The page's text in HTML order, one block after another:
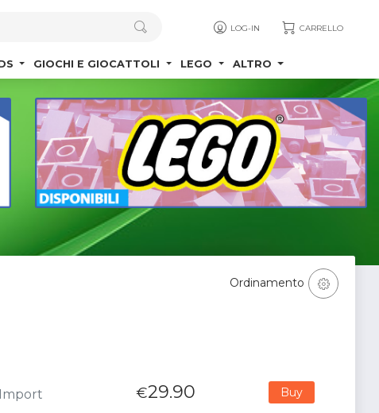
LOG-IN CARRELLO
GIOCHI E GIOCATTOLI LEGO ALTRO
Ordinamento
€29.90 Buy